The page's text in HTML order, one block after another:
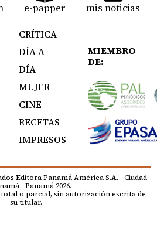
e-papper mis noticias
CRÍTICA
DÍA A
DÍA
MUJER
CINE
RECETAS
IMPRESOS
MIEMBRO
DE:
Editora Panamá América S.A. - Ciudad
- Panamá 2026.
o parcial, sin autorización escrita de
su titular.